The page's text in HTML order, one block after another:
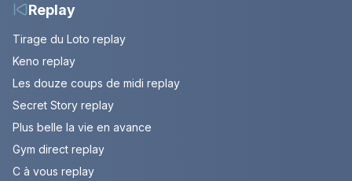
Replay
Tirage du Loto replay
Keno replay
Les douze coups de midi replay
Secret Story replay
Plus belle la vie en avance
Gym direct replay
C à vous replay